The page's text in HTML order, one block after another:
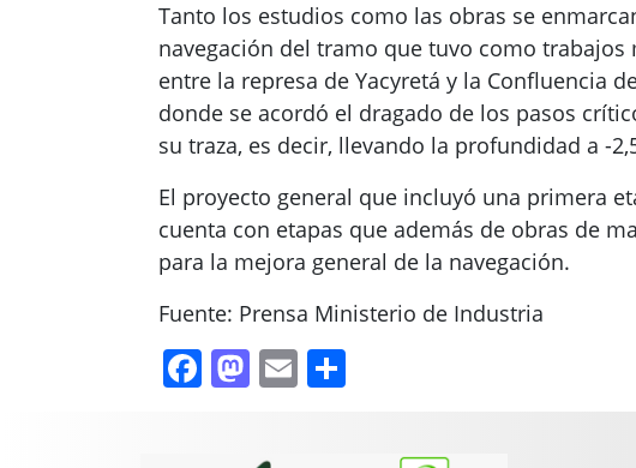
Tanto los estudios como las obras se
navegación del tramo que tuvo como
entre la represa de Yacyretá y la Confluencia
donde se acordó el dragado de los pasos
su traza, es decir, llevando la profundidad a -
El proyecto general que incluyó una primera
cuenta con etapas que además de obras de
para la mejora general de la navegación.
Fuente: Prensa Ministerio de Industria
Facebook
Mastodon
Email